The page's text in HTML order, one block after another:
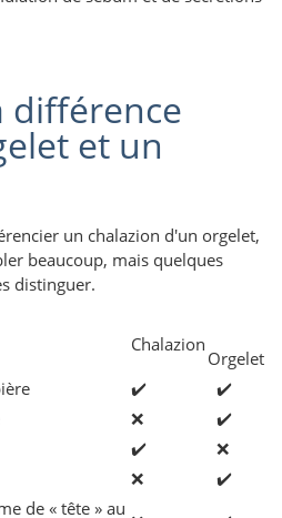
différence
et un
un chalazion d'un orgelet,
beaucoup, mais quelques
distinguer.
Chalazion
Orgelet
✔️
✔️
❌
✔️
✔️
❌
❌
✔️
de « tête » au